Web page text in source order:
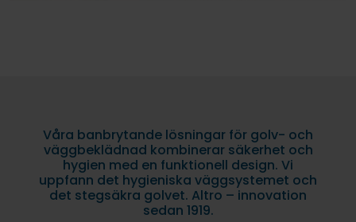
Våra banbrytande lösningar för golv- och
väggbeklädnad kombinerar säkerhet och
hygien med en funktionell design. Vi
uppfann det hygieniska väggsystemet och
det stegsäkra golvet. Altro – innovation
sedan 1919.